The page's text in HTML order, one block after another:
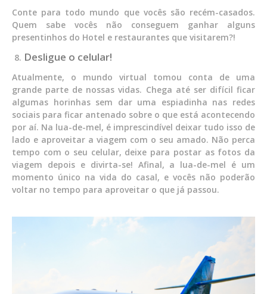
Conte para todo mundo que vocês são recém-casados.
Quem sabe vocês não conseguem ganhar alguns
presentinhos do Hotel e restaurantes que visitarem?!
Desligue o celular!
Atualmente, o mundo virtual tomou conta de uma
grande parte de nossas vidas. Chega até ser difícil ficar
algumas horinhas sem dar uma espiadinha nas redes
sociais para ficar antenado sobre o que está acontecendo
por aí. Na lua-de-mel, é imprescindível deixar tudo isso de
lado e aproveitar a viagem com o seu amado. Não perca
tempo com o seu celular, deixe para postar as fotos da
viagem depois e divirta-se! Afinal, a lua-de-mel é um
momento único na vida do casal, e vocês não poderão
voltar no tempo para aproveitar o que já passou.